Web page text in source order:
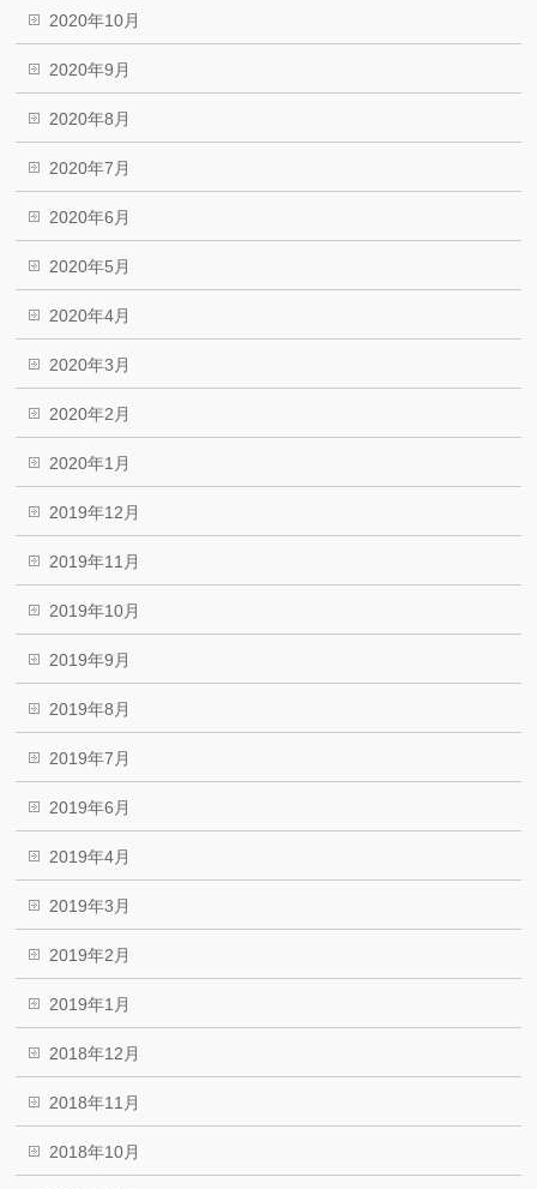
2020年10月
2020年9月
2020年8月
2020年7月
2020年6月
2020年5月
2020年4月
2020年3月
2020年2月
2020年1月
2019年12月
2019年11月
2019年10月
2019年9月
2019年8月
2019年7月
2019年6月
2019年4月
2019年3月
2019年2月
2019年1月
2018年12月
2018年11月
2018年10月